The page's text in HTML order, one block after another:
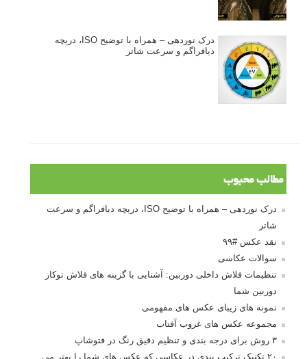
درک نوردهی – همراه با توضیح ISO، دریچه
دیافراگم و سرعت شاتر
مطالب محبوب
درک نوردهی – همراه با توضیح ISO، دریچه دیافراگم و سرعت
شاتر
نقد عکس #۹۹
سوالات عکاسی
تنظیمات فلاش داخلی دوربین: آشنایی با گزینه های فلاش توکار
دوربین شما
نمونه های زیبای عکس های مفهومی
مجموعه عکس های غروب آفتاب
۳ روش برای درجه بندی و تنظیم دقیق رنگ در فتوشاپ
۲۰ تکنیک ترکیب بندی در عکاسی که عکس های شما را بهتر می